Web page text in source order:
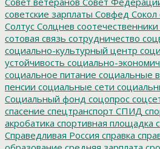
советские зарплаты Совфед Сокол
Солтус Солцнев соотечественники
сотовая связь сотрудничество
социально-культурный центр
устойчивость социально-
социальное питание социальные
пенсии социальные сети
Социальный фонд соцопрос
спасение спецтранспорт СПИД
акробатика спортивная площадка
Справедливая Россия справка